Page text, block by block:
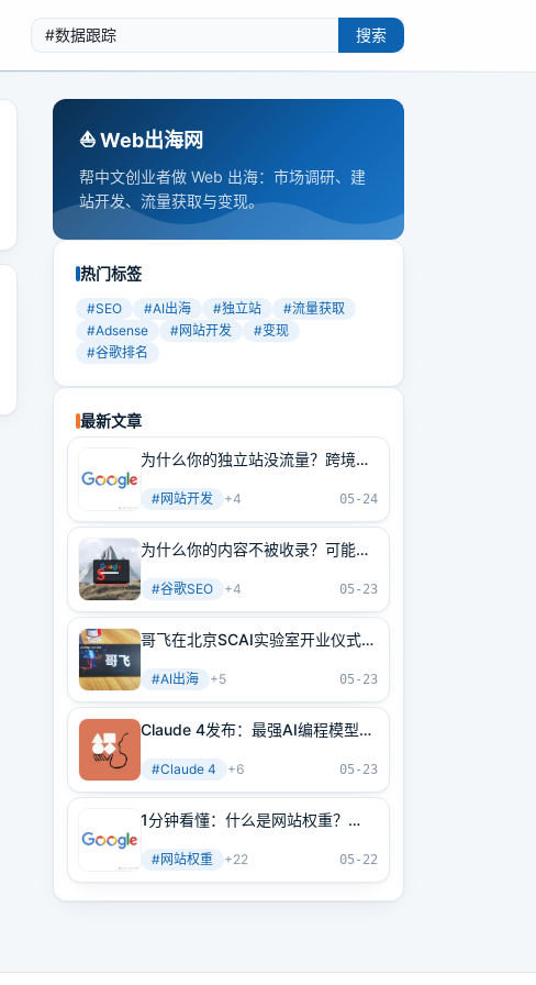
搜索
⛵️ Web出海网
帮中文创业者做 Web 出海：市场调研、建
站开发、流量获取与变现。
热门标签
#SEO #AI出海 #独立站 #流量获取
#Adsense #网站开发 #变现
#谷歌排名
最新文章
为什么你的独立站没流量？跨境卖
#网站开发 +4 05-24
为什么你的内容不被收录？可能是
方法
#谷歌SEO +4 05-23
哥飞在北京SCAI实验室开业仪式上
#AI出海 +5 05-23
Claude 4发布：最强AI编程模型
#Claude 4 +6 05-23
1分钟看懂：什么是网站权重？
南（原创不易）
#网站权重 +22 05-22